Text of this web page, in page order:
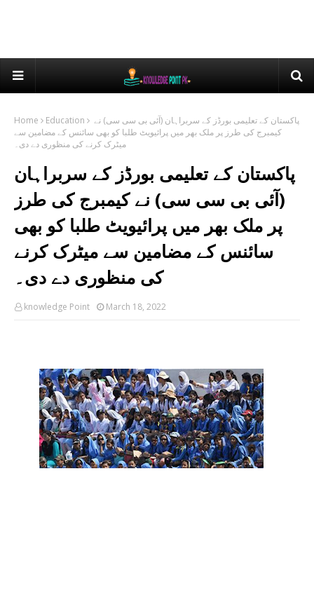
Home Education
کیمبرج کی طرز پر ملک بھر میں پرائیویٹ طلبا کو بھی سائنس کے مضامین سے
میٹرک کرنے کی منظوری دے دی۔
پاکستان کے تعلیمی بورڈز کے سربراہان
(آئی بی سی سی) نے کیمبرج کی طرز
پر ملک بھر میں پرائیویٹ طلبا کو بھی
سائنس کے مضامین سے میٹرک کرنے
کی منظوری دے دی۔
knowledge Point March 18, 2022